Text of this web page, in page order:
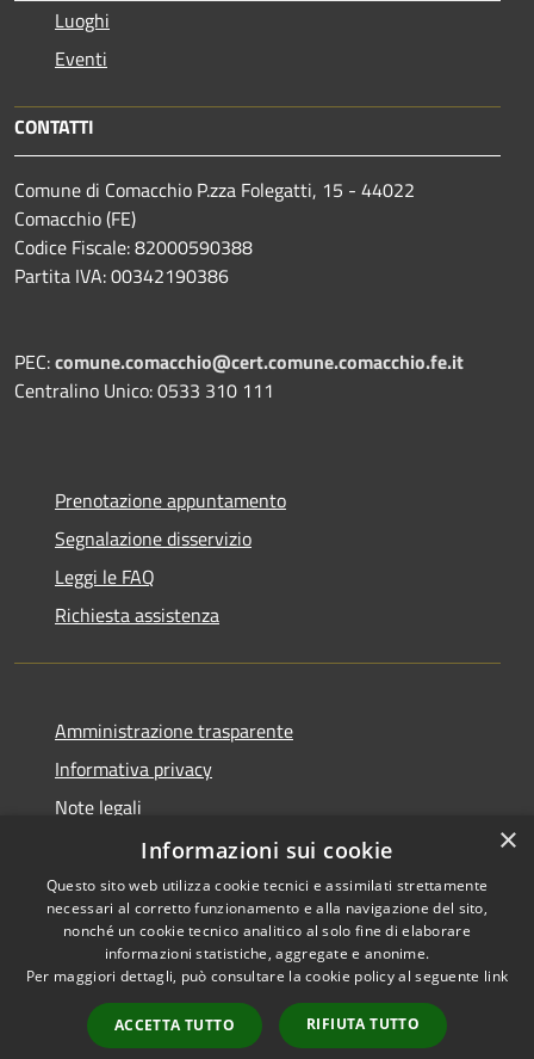
Luoghi
Eventi
CONTATTI
Comune di Comacchio P.zza Folegatti, 15 - 44022
Comacchio (FE)
Codice Fiscale: 82000590388
Partita IVA: 00342190386
PEC:comune.comacchio@cert.comune.comacchio.fe.it
Centralino Unico: 0533 310 111
Prenotazione appuntamento
Segnalazione disservizio
Leggi le FAQ
Richiesta assistenza
Amministrazione trasparente
Informativa privacy
Note legali
Dichiarazione di accessibilità
RSS
Accessibilità
Copyright © 2026 • Città di
Comacchio • Powered by
Municipium•
Accesso
redazione
×
Informazioni sui cookie
Questo sito web utilizza cookie tecnici e assimilati strettamente
necessari al corretto funzionamento e alla navigazione del sito,
nonché un cookie tecnico analitico al solo fine di elaborare
informazioni statistiche, aggregate e anonime.
Per maggiori dettagli, può consultare la cookie policy al seguente link
ACCETTA TUTTO RIFIUTA TUTTO